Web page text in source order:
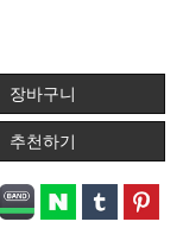
추천하기